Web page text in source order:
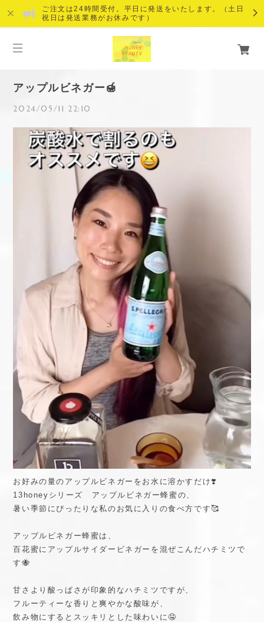
ご注文は24時間受付。平日に発送をいたします。（土日
祝日は発送業務がお休みです）
アップルビネガー🍯
2024/05/11 22:10
お好みの量のアップルビネガーをお水に溶かすだけ❣️
13honeyシリーズ アップルビネガー蜂蜜の、
暑い季節にぴったりな私のお気に入りの食べ方です🥰
アップルビネガー蜂蜜は、
百花蜜にアップルサイダービネガーを混ぜこんだハチミツで
す🐝
甘さより酸っぱさが印象的なハチミツですが、
フルーティーな香りと爽やかな酸味が、
飲み物にするとスッキリとした味わいに🤤